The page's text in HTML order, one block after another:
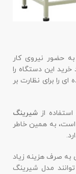
حضور نیروی کار
این دستگاه را
ای را برای نظارت بر
از شیرینگ
است، به همین خاطر
به صرف هزینه زیاد
مدل شیرینگ